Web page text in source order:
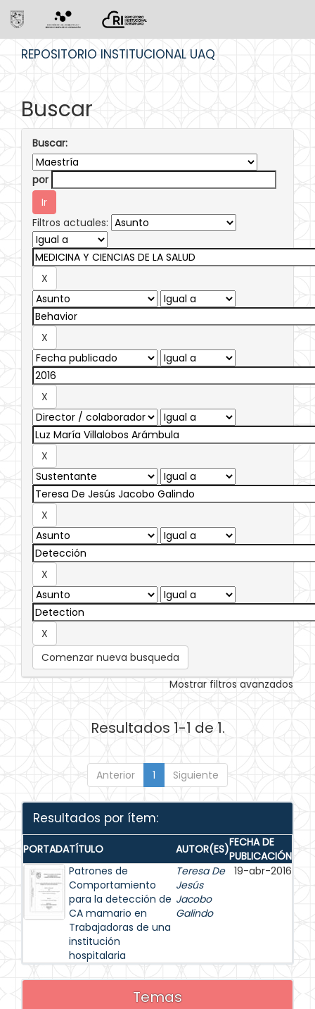
REPOSITORIO INSTITUCIONAL UAQ
Buscar
Buscar:
por
Filtros actuales:
Comenzar nueva busqueda
Mostrar filtros avanzados
Resultados 1-1 de 1.
Anterior 1 Siguiente
Resultados por ítem:
PORTADATÍTULO AUTOR(ES)FECHA DE
PUBLICACIÓN
Patrones de
Comportamiento
para la detección de
CA mamario en
Trabajadoras de una
institución
hospitalaria
Teresa De
Jesús
Jacobo
Galindo
19-abr-2016
Temas